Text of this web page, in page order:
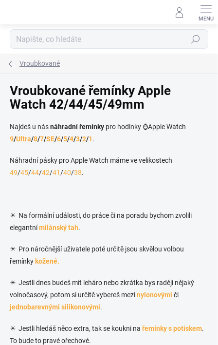
Hledat
Vroubkované
Vroubkované řemínky Apple
Watch 42/44/45/49mm
Najdeš u násnáhradní řemínky pro hodinky ⌚Apple Watch
9/Ultra/8/7/SE/6/5/4/3/2/1.
Náhradní pásky pro Apple Watch máme ve velikostech
49/45/44/42/41 /40/38.
✴️ Na formální události, do práce či na poradu bychom zvolili
elegantnímilánský tah.
✴️ Pro náročnější uživatele poté určitě jsou skvělou volbou
řemínky kožené.
✴️ Jestli dnes budeš mít leháro nebo zkrátka bys raději nějaký
volnočasový, potom si určitě vybereš mezinylonovými či
jednobarevnými silikonovými.
✴️ Jestli hledáš něco extra, tak se koukni na řemínky s potiskem.
To bude to pravé ořechové.